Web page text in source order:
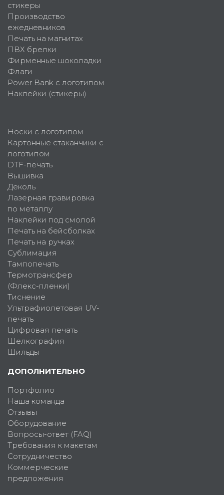
стикеры
Производство
ежедневников
Печать на магнитах
ПВХ брелки
Фирменные шоколадки
Флаги
Power Bank с логотипом
Наклейки (стикеры)
Носки с логотипом
Картонные стаканчики с
логотипом
DTF-печать
Вышивка
Деколь
Лазерная гравировка
по металлу
Наклейки под смолой
Печать на бейсболках
Печать на ручках
Сублимация
Тампопечать
Термотрансфер
(Флекс-пленки)
Тиснение
Ультрафиолетовая UV-
печать
Цифровая печать
Шелкография
Шильды
ДОПОЛНИТЕЛЬНО
Портфолио
Наша команда
Отзывы
Оборудование
Вопросы-ответ (FAQ)
Требования к макетам
Сотрудничество
Коммерческие
предложения